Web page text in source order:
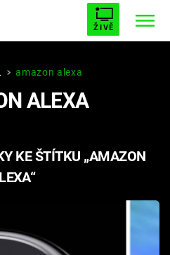
ŽIVĚ
PŘEMOŽITELKA UPÍRŮ
AVENGERS 5
amazon alexa
ALEXA
KE ŠTÍTKU „AMAZON